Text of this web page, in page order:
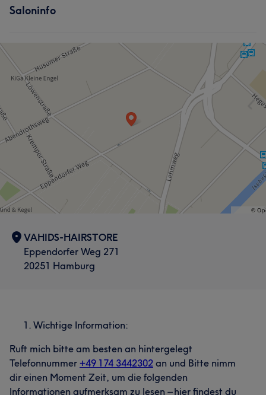
Saloninfo
VAHIDS-HAIRSTORE
Eppendorfer Weg 271
20251 Hamburg
Wichtige Information:
Ruft mich bitte am besten an hintergelegt
Telefonnummer +49 174 3442302 an und Bitte nimm
dir einen Moment Zeit, um die folgenden
Informationen aufmerksam zu lesen – hier findest du